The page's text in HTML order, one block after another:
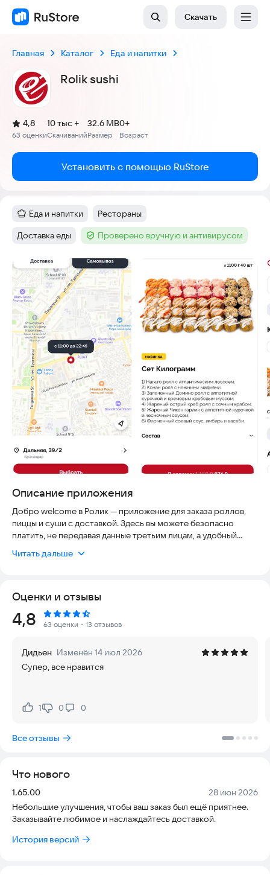
Скачать
Главная Каталог Еда и напитки
Rolik sushi
Рейтинг:
4,8
(
63 оценки
)
Скачиваний
10 тыс +
Размер
32.6 MB
Возраст
0+
Установить с помощью RuStore
Категория:
Еда и напитки Тег:
Рестораны
Тег:
Доставка еды Тег :Проверено вручную и антивирусом
Скриншоты
Описание приложения
Добро welcome в Ролик — приложение для заказа роллов,
пиццы и суши с доставкой. Здесь вы можете безопасно
платить, не передавая данные третьим лицам, а удобный
всегда актуально и обновляется ежедневно, чтобы вы
Мы предлагаем широкий выбор японской кухни,
приготовленной из свежих ингредиентов высокого
качества. Каждый ролл и суши готовится прямо при заказе,
гарантируя максимальную свежесть и пользу. В нашем меню
уникальные вкусы для настоящих гурманов. Мы понимаем,
как важно найти вкусную еду по доступной цене, поэтому у
цене.
ждем вас. У нас большой выбор блюд, которые точно
В нашем приложении вы можете:
• Зарегистрироваться и участвовать в бонусной программе
• Тратить бонусы на следующие заказы
• Получать актуальное меню ресторана
Читать дальше
Оценки и отзывы
Рейтинг:
4,8 63 оценки ・13 отзывов
Дидьен Изменён 14 июл 2026
Супер, все нравится
Нравится:
1Не нравится:
0 0
Все отзывы
Что нового
Версия:
1.65.00 Дата:
28 июн 2026
Небольшие улучшения, чтобы ваш заказ был ещё приятнее.
Заказывайте любимое и наслаждайтесь доставкой.
История версий